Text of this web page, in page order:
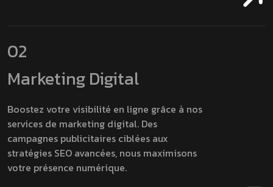
02
Marketing Digital
Boostez votre visibilité en ligne grâce à nos
services de marketing digital. Des
campagnes publicitaires ciblées aux
stratégies SEO avancées, nous maximisons
votre présence numérique.